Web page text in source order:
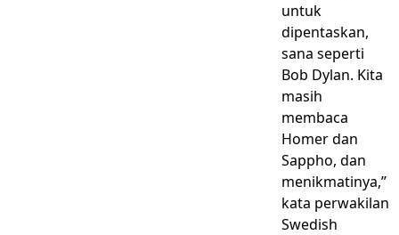
untuk
dipentaskan,
sana seperti
Bob Dylan. Kita
masih
membaca
Homer dan
Sappho, dan
menikmatinya,”
kata perwakilan
Swedish